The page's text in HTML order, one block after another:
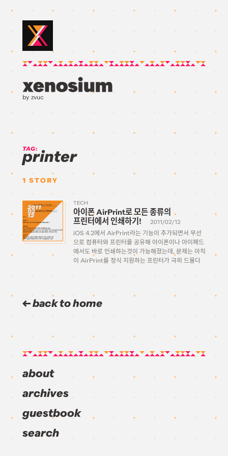
by zvuc
TAG:
printer
1 STORY
2011
02
12
TECH
아이폰 AirPrint로 모든 종류의
프린터에서 인쇄하기!
2011/02/12
iOS 4.2에서 AirPrint라는 기능이 추가되면서 무선
으로 컴퓨터와 프린터를 공유해 아이폰이나 아이패드
에서도 바로 인쇄하는것이 가능해졌는데, 문제는 아직
이 AirPrint를 정식 지원하는 프린터가 극히 드물다
back to home
about
archives
guestbook
search